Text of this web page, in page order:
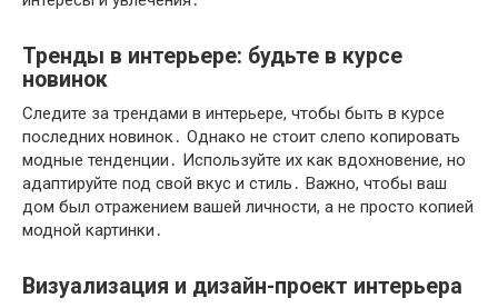
Тренды в интерьере: будьте в курсе
новинок
Следите за трендами в интерьере, чтобы быть в курсе
последних новинок․ Однако не стоит слепо копировать
модные тенденции․ Используйте их как вдохновение, но
адаптируйте под свой вкус и стиль․ Важно, чтобы ваш
дом был отражением вашей личности, а не просто копией
модной картинки․
Визуализация и дизайн-проект интерьера